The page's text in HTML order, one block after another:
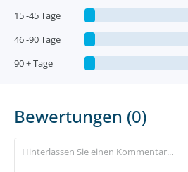
15 -45 Tage
46 -90 Tage
90 + Tage
Bewertungen (0)